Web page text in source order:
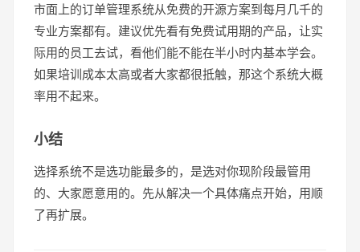
市面上的订单管理系统从免费的开源方案到每月几千的
专业方案都有。建议优先看有免费试用期的产品，让实
际用的员工去试，看他们能不能在半小时内基本学会。
如果培训成本太高或者大家都很抵触，那这个系统大概
率用不起来。
小结
选择系统不是选功能最多的，是选对你现阶段最管用
的、大家愿意用的。先从解决一个具体痛点开始，用顺
了再扩展。